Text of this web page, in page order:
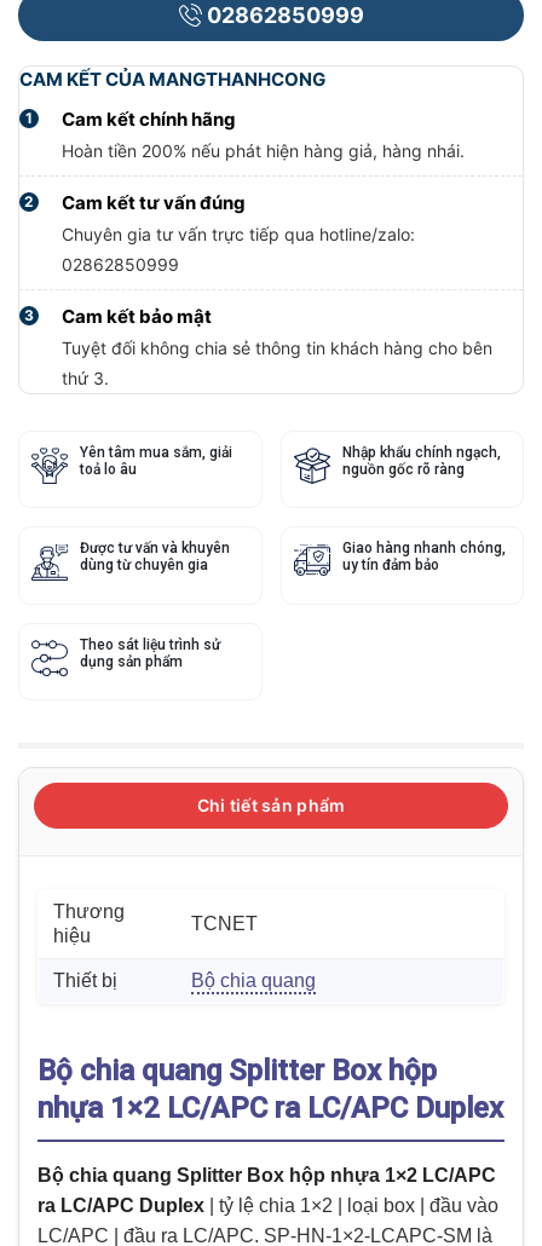
02862850999
CAM KẾT CỦA MANGTHANHCONG
1 Cam kết chính hãng
Hoàn tiền 200% nếu phát hiện hàng giả, hàng nhái.
2 Cam kết tư vấn đúng
Chuyên gia tư vấn trực tiếp qua hotline/zalo:
02862850999
3 Cam kết bảo mật
Tuyệt đối không chia sẻ thông tin khách hàng cho bên
thứ 3.
Yên tâm mua sắm, giải
toả lo âu
Nhập khẩu chính ngạch,
nguồn gốc rõ ràng
Được tư vấn và khuyên
dùng từ chuyên gia
Giao hàng nhanh chóng,
uy tín đảm bảo
Theo sát liệu trình sử
dụng sản phẩm
Chi tiết sản phẩm
Thương
hiệu
TCNET
Thiết bị Bộ chia quang
Bộ chia quang Splitter Box hộp
nhựa 1×2 LC/APC ra LC/APC Duplex
Bộ chia quang Splitter Box hộp nhựa 1×2 LC/APC
ra LC/APC Duplex | tỷ lệ chia 1×2 | loại box | đầu vào
LC/APC | đầu ra LC/APC. SP-HN-1×2-LCAPC-SM là